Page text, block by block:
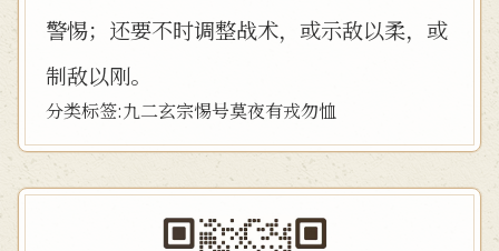
警惕；还要不时调整战术，或示敌以柔，或
制敌以刚。
分类标签:九二玄宗惕号莫夜有戎勿恤